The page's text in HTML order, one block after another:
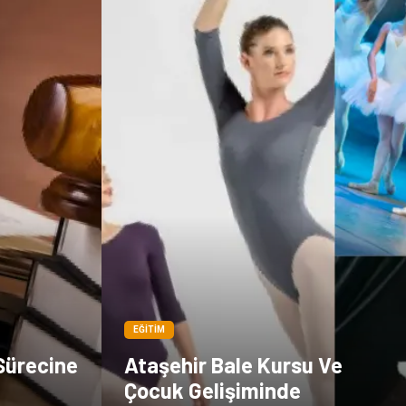
EĞITIM
Ataşehir Bale Kursu Ve
Çocuk Gelişiminde